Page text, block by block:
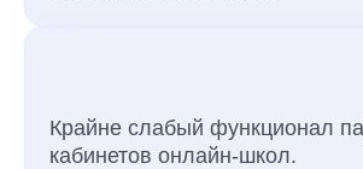
Крайне слабый функционал
кабинетов онлайн-школ.